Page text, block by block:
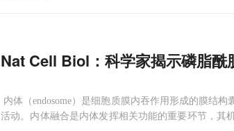
Nat Cell Biol：科学家揭示磷脂酰
内体（endosome）是细胞质膜内吞作用形成的膜结
活动。内体融合是内体发挥相关功能的重要环节，其